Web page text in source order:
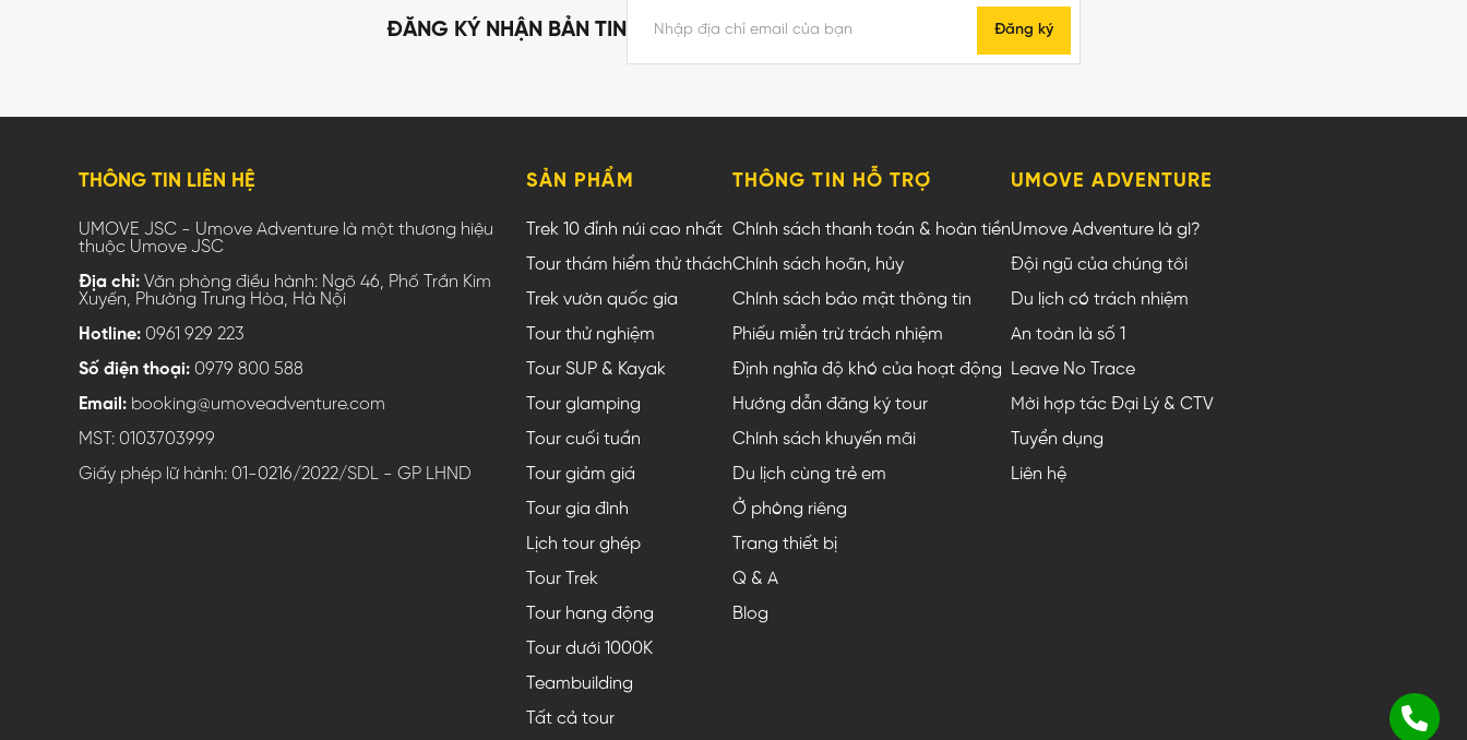
ĐĂNG KÝ NHẬN BẢN TIN Đăng ký
THÔNG TIN LIÊN HỆ
UMOVE JSC - Umove Adventure là một thương hiệu
thuộc Umove JSC
Địa chỉ: Văn phòng điều hành: Ngõ 46, Phố Trần Kim
Xuyến, Phường Trung Hòa, Hà Nội
Hotline: 0961 929 223
Số điện thoại: 0979 800 588
Email: booking@umoveadventure.com
MST: 0103703999
Giấy phép lữ hành: 01-0216/2022/SDL - GP LHND
SẢN PHẨM
Trek 10 đỉnh núi cao nhất
Tour thám hiểm thử thách
Trek vườn quốc gia
Tour thử nghiệm
Tour SUP & Kayak
Tour glamping
Tour cuối tuần
Tour giảm giá
Tour gia đình
Lịch tour ghép
Tour Trek
Tour hang động
Tour dưới 1000K
Teambuilding
Tất cả tour
THÔNG TIN HỖ TRỢ
Chính sách thanh toán & hoàn tiền
Chính sách hoãn, hủy
Chính sách bảo mật thông tin
Phiếu miễn trừ trách nhiệm
Định nghĩa độ khó của hoạt động
Hướng dẫn đăng ký tour
Chính sách khuyến mãi
Du lịch cùng trẻ em
Ở phòng riêng
Trang thiết bị
Q & A
Blog
UMOVE ADVENTURE
Umove Adventure là gì?
Đội ngũ của chúng tôi
Du lịch có trách nhiệm
An toàn là số 1
Leave No Trace
Mời hợp tác Đại Lý & CTV
Tuyển dụng
Liên hệ